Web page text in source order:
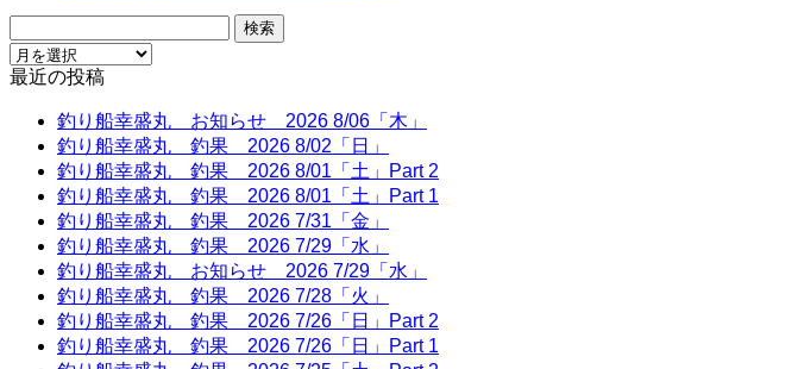
索:
最近の投稿
釣り船幸盛丸 お知らせ 2026 8/06「木」
釣り船幸盛丸 釣果 2026 8/02「日」
釣り船幸盛丸 釣果 2026 8/01「土」Part 2
釣り船幸盛丸 釣果 2026 8/01「土」Part 1
釣り船幸盛丸 釣果 2026 7/31「金」
釣り船幸盛丸 釣果 2026 7/29「水」
釣り船幸盛丸 お知らせ 2026 7/29「水」
釣り船幸盛丸 釣果 2026 7/28「火」
釣り船幸盛丸 釣果 2026 7/26「日」Part 2
釣り船幸盛丸 釣果 2026 7/26「日」Part 1